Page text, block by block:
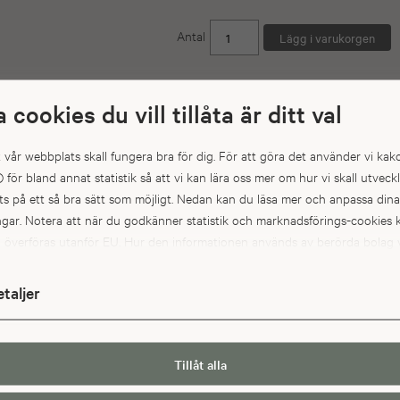
cookies du vill tillåta är ditt val
webbplats skall fungera bra för dig. För att göra det använder vi
för bland annat statistik så att vi kan lära oss mer om hur vi skall
på ett så bra sätt som möjligt. Nedan kan du läsa mer och anpassa dina
Notera att när du godkänner statistik och marknadsförings-cookies
överföras utanför EU. Hur den informationen används av berörda bolag
De berörda bolagen måste lämna över uppgifter till
i USA om de får en sådan begäran. Det kan dock vara svårt eller
dina rättigheter, t.ex. rätten till radering, gällande eventuella
brottsbekämpande myndigheterna har fått tillgång till. Genom att
marknadsförings-cookies nedan bekräftar du att du samtycker till
Tillåt alla
Antal
Artikelnr. 301761
bredd 600